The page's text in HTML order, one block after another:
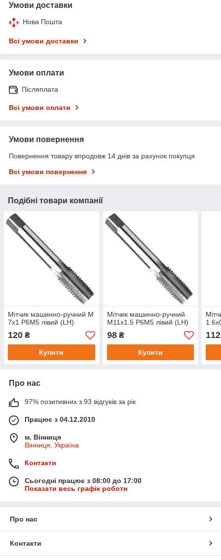
Умови доставки
Нова Пошта
Всі умови доставки
Умови оплати
Післяплата
Всі умови оплати
Умови повернення
Повернення товару впродовж 14 днів за рахунок покупця
Всі умови повернення
Подібні товари компанії
Мітчик машинно-ручний М
7х1 Р6М5 лівий (LH)
120 ₴
Купити
Мітчик машинно-ручний
М11х1.5 Р6М5 лівий (LH)
98₴
Купити
112
Про нас
97% позитивних з 93 відгуків за рік
Працює з 04.12.2010
м. Вінниця
Вінниця, Україна
Контакти
Сьогодні працює з 08:00 до 17:00
Показати весь графік роботи
Про нас
Контакти